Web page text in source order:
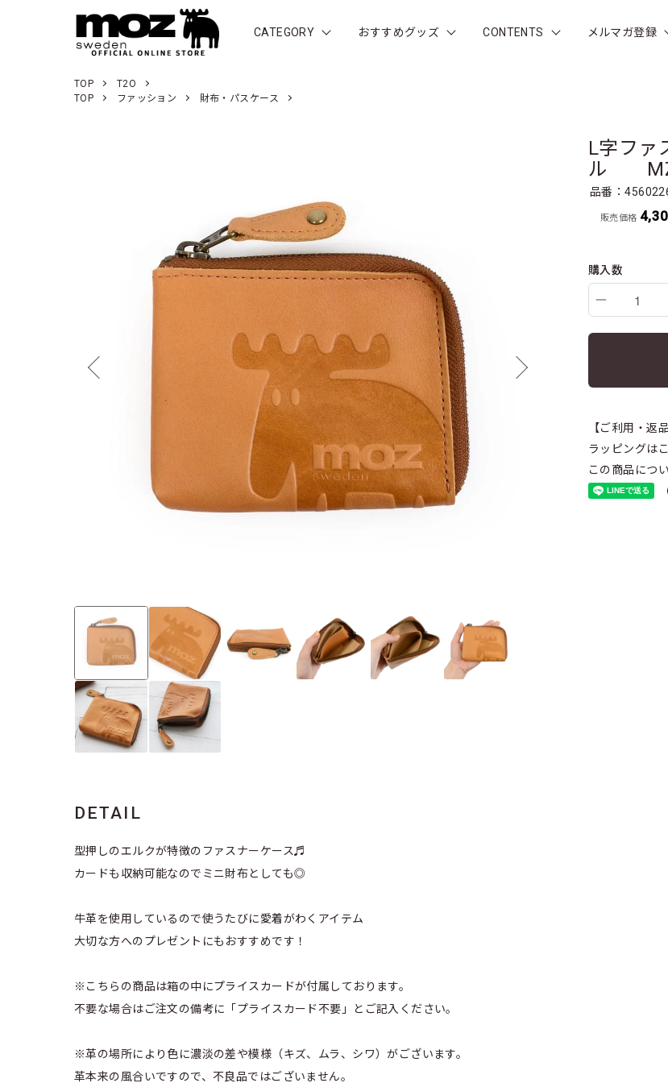
CATEGORY おすすめグッズ CONTENTS メルマガ登録
TOP
T2O
TOP
ファッション 財布・パスケース
L字フ
ル
品番：
販売価格
購入数
【ご利用・返
ラッピングは
この商品につ
DETAIL
型押しのエルクが特徴のファスナーケース♬
カードも収納可能なのでミニ財布としても◎
牛革を使用しているので使うたびに愛着がわくアイテム
大切な方へのプレゼントにもおすすめです！
※こちらの商品は箱の中にプライスカードが付属しております。
不要な場合はご注文の備考に「プライスカード不要」とご記入ください。
※革の場所により色に濃淡の差や模様（キズ、ムラ、シワ）がございます。
革本来の風合いですので、不良品ではございません。